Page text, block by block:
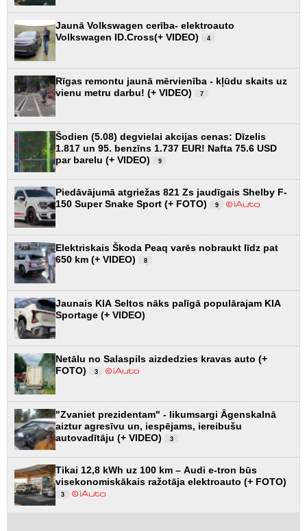
Jaunā Volkswagen cerība- elektroauto
Volkswagen ID.Cross(+ VIDEO)
4
Rīgas remontu jaunā mērvienība - kļūdu skaits uz
vienu metru darbu! (+ VIDEO)
7
Šodien (5.08) degvielai akcijas cenas: Dīzelis
1.817 un 95. benzīns 1.737 EUR! Nafta 75.6 USD
par barelu (+ VIDEO)
9
Piedāvājumā atgriežas 821 Zs jaudīgais Shelby F-
150 Super Snake Sport (+ FOTO)
9
Elektriskais Škoda Peaq varēs nobraukt līdz pat
650 km (+ VIDEO)
8
Jaunais KIA Seltos nāks palīgā populārajam KIA
Sportage (+ VIDEO)
Netālu no Salaspils aizdedzies kravas auto (+
FOTO)
3
"Zvaniet prezidentam" - likumsargi Āgenskalnā
aiztur agresīvu un, iespējams, iereibušu
autovadītāju (+ VIDEO)
3
Tikai 12,8 kWh uz 100 km – Audi e-tron būs
visekonomiskākais ražotāja elektroauto (+ FOTO)
3